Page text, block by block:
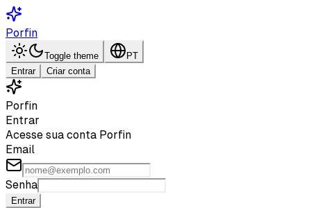
Porfin
Toggle theme
PT
Entrar
Criar conta
Porfin
Entrar
Acesse sua conta Porfin
Email
Senha
Entrar